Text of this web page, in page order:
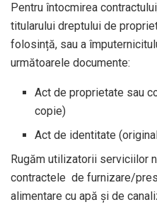
Pentru întocmirea
titularului dreptului de
folosință, sau a
următoarele documente:
Act de proprietate sau
copie)
Act de identitate
Rugăm utilizatorii serviciilor
contractele de furnizare/
alimentare cu apă și de